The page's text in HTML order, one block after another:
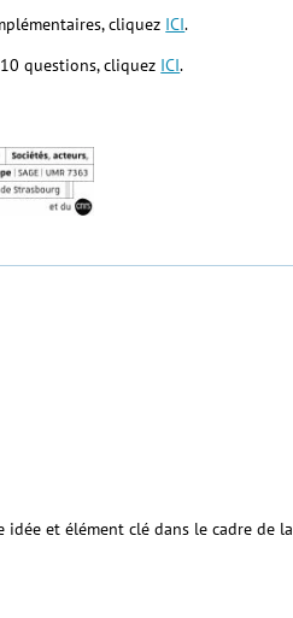
cliquez ICI.
questions, cliquez ICI.
idée et élément clé dans le cadre de la